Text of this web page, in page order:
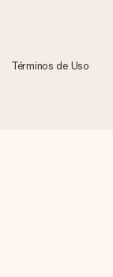
Términos de Uso